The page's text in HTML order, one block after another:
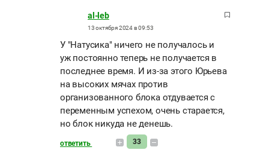
al-leb
13 октября 2024 в 09:53
У "Натусика" ничего не получалось и
уж постоянно теперь не получается в
последнее время. И из-за этого Юрьева
на высоких мячах против
организованного блока отдувается с
переменным успехом, очень старается,
но блок никуда не денешь.
ответить 33